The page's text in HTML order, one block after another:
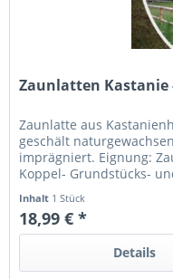
Zaunlatten Kastanie
Zaunlatte aus
geschält
imprägniert. Eignung:
Koppel- Grundstücks-
Inhalt 1 Stück
18,99 € *
Details